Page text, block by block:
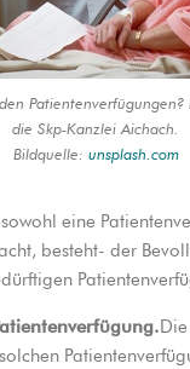
die Skp-Kanzlei Aichach.
Bildquelle: unsplash.com
eine
besteht- der